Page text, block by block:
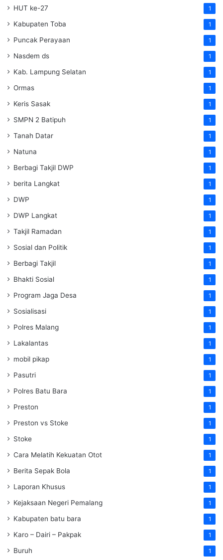
HUT ke-27 1
Kabupaten Toba 1
Puncak Perayaan 1
Nasdem ds 1
Kab. Lampung Selatan 1
Ormas 1
Keris Sasak 1
SMPN 2 Batipuh 1
Tanah Datar 1
Natuna 1
Berbagi Takjil DWP 1
berita Langkat 1
DWP 1
DWP Langkat 1
Takjil Ramadan 1
Sosial dan Politik 1
Berbagi Takjil 1
Bhakti Sosial 1
Program Jaga Desa 1
Sosialisasi 1
Polres Malang 1
Lakalantas 1
mobil pikap 1
Pasutri 1
Polres Batu Bara 1
Preston 1
Preston vs Stoke 1
Stoke 1
Cara Melatih Kekuatan Otot 1
Berita Sepak Bola 1
Laporan Khusus 1
Kejaksaan Negeri Pemalang 1
Kabupaten batu bara 1
Karo – Dairi – Pakpak 1
Buruh 1